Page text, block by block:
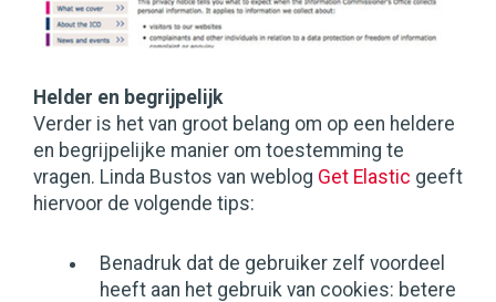
Helder en begrijpelijk
Verder is het van groot belang om op een heldere
en begrijpelijke manier om toestemming te
vragen. Linda Bustos van weblog Get Elastic geeft
hiervoor de volgende tips:
Benadruk dat de gebruiker zelf voordeel
heeft aan het gebruik van cookies: betere